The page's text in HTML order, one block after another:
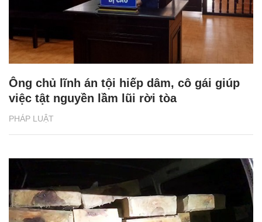
PHÁP LUẬT
Ông chủ lĩnh án tội hiếp dâm, cô gái giúp
việc tật nguyền lầm lũi rời tòa